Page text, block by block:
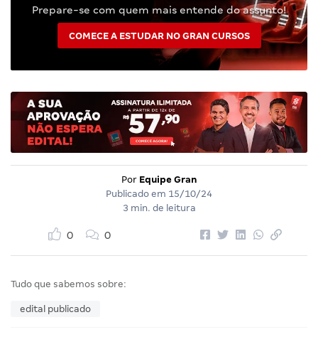
Prepare-se com quem mais entende do assunto!
COMECE A ESTUDAR NO GRAN CURSOS
Por Equipe Gran
Publicado em 15/10/24
3 min. de leitura
0 0
Tudo que sabemos sobre:
edital publicado